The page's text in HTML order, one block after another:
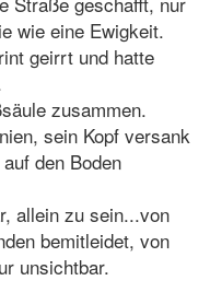
wie eine Ewigkeit.
geirrt und hatte
zusammen.
sein Kopf versank
den Boden
allein zu sein...von
bemitleidet, von
unsichtbar.